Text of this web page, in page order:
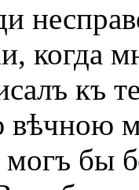
когда
къ
вѣчною
бы